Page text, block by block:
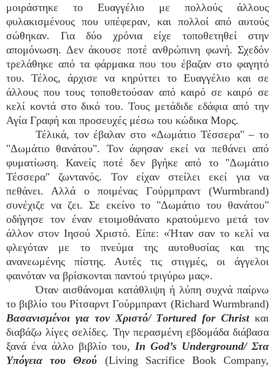
μοιράστηκε το Ευαγγέλιο με πολλούς άλλους
φυλακισμένους που υπέφεραν, και πολλοί από αυτούς
σώθηκαν. Για δύο χρόνια είχε τοποθετηθεί στην
απομόνωση. Δεν άκουσε ποτέ ανθρώπινη φωνή. Σχεδόν
τρελάθηκε από τα φάρμακα που του έβαζαν στο φαγητό
του. Τέλος, άρχισε να κηρύττει το Ευαγγέλιο και σε
άλλους που τους τοποθετούσαν από καιρό σε καιρό σε
κελί κοντά στο δικό του. Τους μετάδιδε εδάφια από την
Αγία Γραφή και προσευχές μέσω του κώδικα Μορς.
Τέλικά, τον έβαλαν στο «Δωμάτιο Τέσσερα" – το
"Δωμάτιο θανάτου". Τον άφησαν εκεί να πεθάνει από
φυματίωση. Κανείς ποτέ δεν βγήκε από το "Δωμάτιο
Τέσσερα" ζωντανός. Τον είχαν στείλει εκεί για να
πεθάνει. Αλλά ο ποιμένας Γούρμπραντ (Wurmbrand)
συνέχιζε να ζει. Σε εκείνο το "Δωμάτιο του θανάτου"
οδήγησε τον έναν ετοιμοθάνατο κρατούμενο μετά τον
άλλον στον Ιησού Χριστό. Είπε: «Ήταν σαν το κελί να
φλεγόταν με το πνεύμα της αυτοθυσίας και της
ανανεωμένης πίστης. Αυτές τις στιγμές, οι άγγελοι
φαινόταν να βρίσκονται παντού τριγύρω μας».
Όταν αισθάνομαι κατάθλιψη ή λύπη συχνά παίρνω
το βιβλίο του Ρίτσαρντ Γούρμπραντ (Richard Wurmbrand)
Βασανισμένοι για τον Χριστό/ Τortured for Christκαι
διαβάζω λίγες σελίδες. Την περασμένη εβδομάδα διάβασα
ξανά ένα άλλο βιβλίο του, In God’s Underground/ Στα
Υπόγεια του Θεού (Living Sacrifice Book Company,